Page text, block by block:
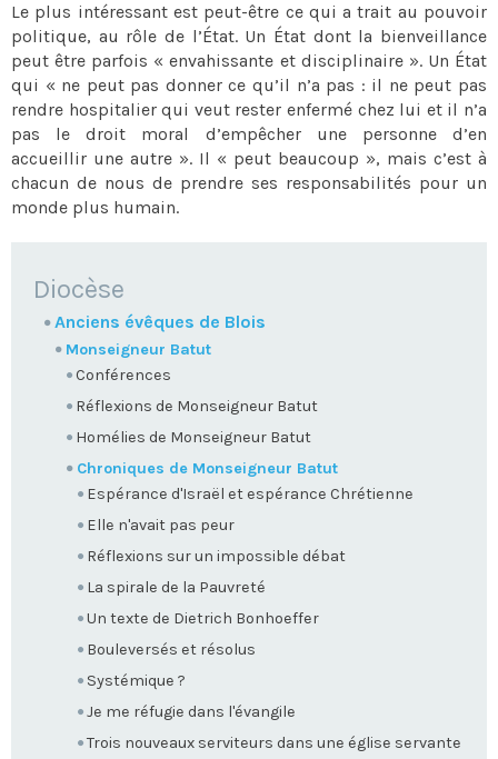
Le plus intéressant est peut-être ce qui a trait au pouvoir
politique, au rôle de l’État. Un État dont la bienveillance
peut être parfois « envahissante et disciplinaire ». Un État
qui « ne peut pas donner ce qu’il n’a pas : il ne peut pas
rendre hospitalier qui veut rester enfermé chez lui et il n’a
pas le droit moral d’empêcher une personne d’en
accueillir une autre ». Il « peut beaucoup », mais c’est à
chacun de nous de prendre ses responsabilités pour un
monde plus humain.
NAVIGATION
Diocèse
Anciens évêques de Blois
Monseigneur Batut
Conférences
Réflexions de Monseigneur Batut
Homélies de Monseigneur Batut
Chroniques de Monseigneur Batut
Espérance d'Israël et espérance Chrétienne
Elle n'avait pas peur
Réflexions sur un impossible débat
La spirale de la Pauvreté
Un texte de Dietrich Bonhoeffer
Bouleversés et résolus
Systémique ?
Je me réfugie dans l'évangile
Trois nouveaux serviteurs dans une église servante